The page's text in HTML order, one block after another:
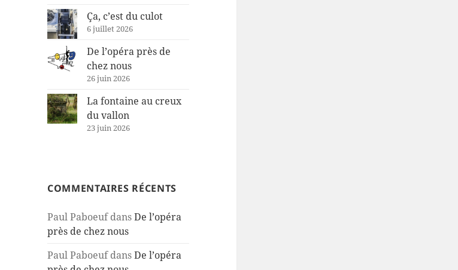
Ça, c’est du culot
6 juillet 2026
De l’opéra près de
chez nous
26 juin 2026
La fontaine au creux
du vallon
23 juin 2026
COMMENTAIRES RÉCENTS
Paul PaboeufdansDe l’opéra
près de chez nous
Paul PaboeufdansDe l’opéra